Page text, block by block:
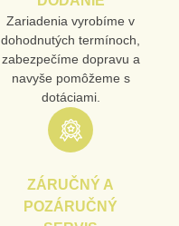
Zariadenia vyrobíme v
dohodnutých termínoch,
zabezpečíme dopravu a
navyše pomôžeme s
dotáciami.
ZÁRUČNÝ A
POZÁRUČNÝ